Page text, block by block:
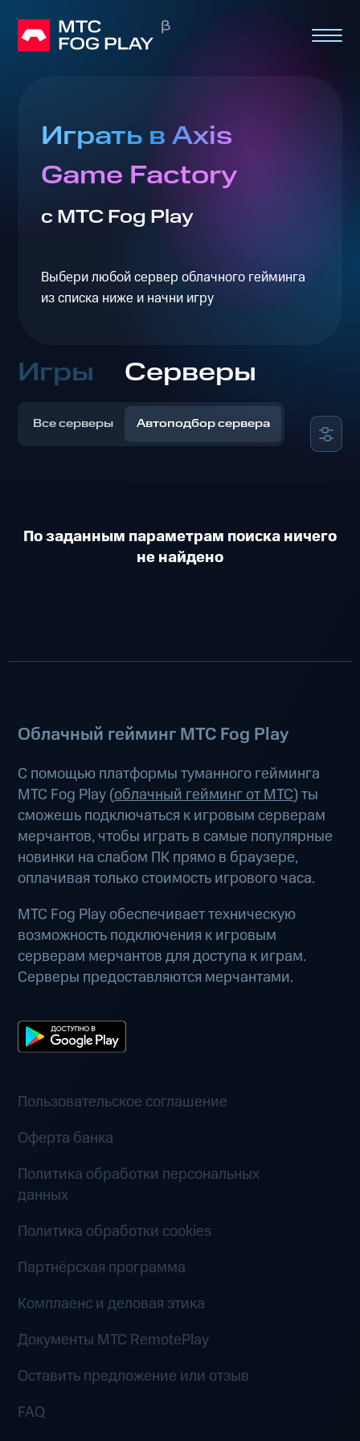
Играть в Axis
Game Factory
с МТС Fog Play
Выбери любой сервер облачного гейминга
из списка ниже и начни игру
Игры Серверы
Все серверы Автоподбор сервера
По заданным параметрам поиска ничего
не найдено
Облачный гейминг МТС Fog Play
С помощью платформы туманного гейминга
МТС Fog Play (облачный гейминг от МТС) ты
сможешь подключаться к игровым серверам
мерчантов, чтобы играть в самые популярные
новинки на слабом ПК прямо в браузере,
оплачивая только стоимость игрового часа.
МТС Fog Play обеспечивает техническую
возможность подключения к игровым
серверам мерчантов для доступа к играм.
Серверы предоставляются мерчантами.
Пользовательское соглашение
Оферта банка
Политика обработки персональных
данных
Политика обработки cookies
Партнёрская программа
Комплаенс и деловая этика
Документы MTC RemotePlay
Оставить предложение или отзыв
FAQ